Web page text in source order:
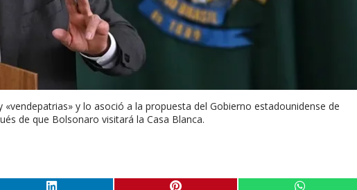
y lo asoció a la propuesta del Gobierno estadounidense de
de que Bolsonaro visitará la Casa Blanca.